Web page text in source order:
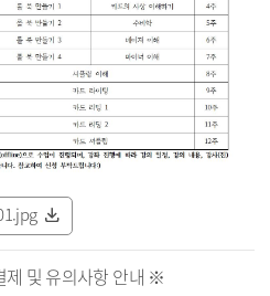
및 유의사항 안내 ※